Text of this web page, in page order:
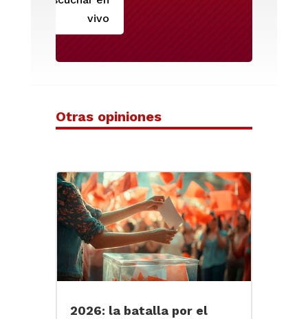
vivo
Otras opiniones
2026: la batalla por el